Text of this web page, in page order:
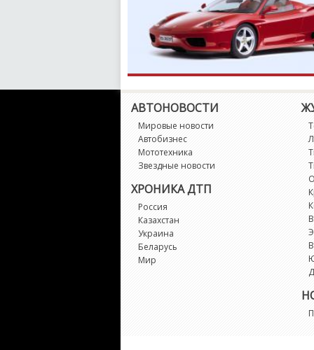
АВТОНОВОСТИ
Мировые новости
Автобизнес
Мототехника
Звездные новости
ХРОНИКА ДТП
Россия
Казахстан
Украина
Беларусь
Мир